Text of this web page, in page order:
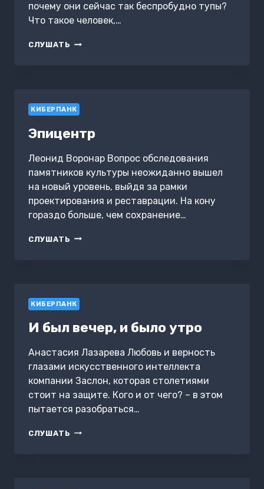
почему они сейчас так беспробудно тупы?
Что такое человек,…
СЛУШАТЬ ГОВОРЯЩИЙ
КИБЕРПАНК
Эпицентр
Леонид Воронар Вопрос обследования
памятников культуры неожиданно вышел
на новый уровень, выйдя за рамки
проектирования и реставрации. На кону
гораздо больше, чем сохранение…
СЛУШАТЬ ЭПИЦЕНТР
КИБЕРПАНК
И был вечер, и было утро
Анастасия Лазарева Любовь и верность
глазами искусственного интеллекта
компании Заслон, которая столетиями
стоит на защите. Кого и от чего? – в этом
пытается разобраться…
СЛУШАТЬ И